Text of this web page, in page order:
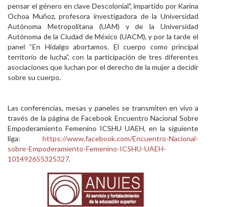
pensar el género en clave Descolonial", impartido por Karina
Ochoa Muñoz, profesora investigadora de la Universidad
Autónoma Metropolitana (UAM) y de la Universidad
Autónoma de la Ciudad de México (UACM), y por la tarde el
panel “En Hidalgo abortamos. El cuerpo como principal
territorio de lucha”, con la participación de tres diferentes
asociaciones que luchan por el derecho de la mujer a decidir
sobre su cuerpo.
Las conferencias, mesas y paneles se transmiten en vivo a
través de la página de Facebook Encuentro Nacional Sobre
Empoderamiento Femenino ICSHU UAEH, en la siguiente
liga: https://www.facebook.com/Encuentro-Nacional-
sobre-Empoderamiento-Femenino-ICSHU-UAEH-
101492655325327.